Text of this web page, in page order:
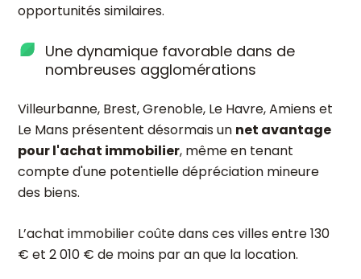
opportunités similaires.
Une dynamique favorable dans de
nombreuses agglomérations
Villeurbanne, Brest, Grenoble, Le Havre, Amiens et
Le Mans présentent désormais un net avantage
pour l'achat immobilier, même en tenant
compte d'une potentielle dépréciation mineure
des biens.
L’achat immobilier coûte dans ces villes entre 130
€ et 2 010 € de moins par an que la location.